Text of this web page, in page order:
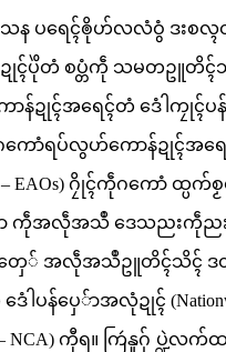
ပရေၚ်ၜိုဟ်လလံဝွံ ဒးစလ္ၚ
ဍုၚ်ပိုဲတံ စပ္တံကဵု သမတဥူတိၚ်
န်ဍုၚ်အရေၚ်တံ ဒေံါကၠုၚ်ပန်
ကောံရပ်လွဟ်ကောန်ဍုၚ်အရေၚ်
– EAOs) ဂၠိုၚ်ကဵုဂကောံ
ကဵုအလဵုအသဳ ဒေသညးကဵုညးရ
) ဂှ်တှေ် အလဵုအသဳဥူတိၚ်သိၚ်
ပန်ပှေ်ာအလုံဍုၚ်
– NCA) ကီုရ။ ကြဴနူဂှ် ပ္